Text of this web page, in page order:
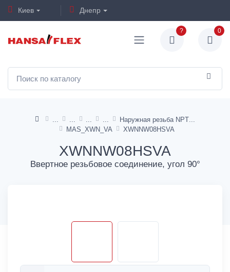
Киев Днепр
? 0
Наружная резьба NPT
MAS_XWN_VA
XWNNW08HSVA
XWNNW08HSVA
Ввертное резьбовое соединение, угол 90°